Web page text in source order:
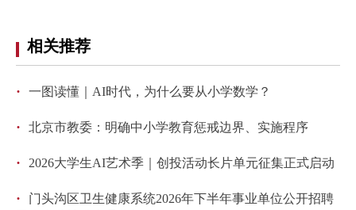
相关推荐
· 一图读懂｜AI时代，为什么要从小学数学？
· 北京市教委：明确中小学教育惩戒边界、实施程序
· 2026大学生AI艺术季｜创投活动长片单元征集正式启动
·
门头沟区卫生健康系统2026年下半年事业单位公开招聘